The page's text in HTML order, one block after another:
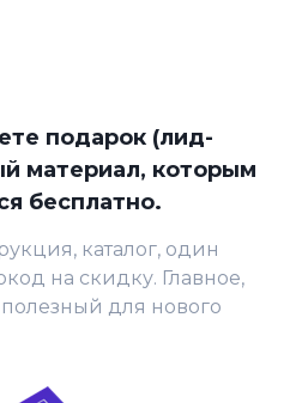
подарок (лид-
материал, которым
бесплатно.
каталог, один
на скидку. Главное,
для нового